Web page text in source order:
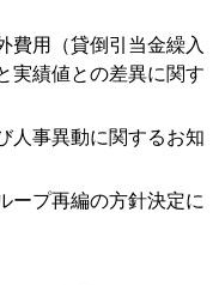
費用（貸倒引当金繰入
実績値との差異に関す
人事異動に関するお知
ープ再編の方針決定に